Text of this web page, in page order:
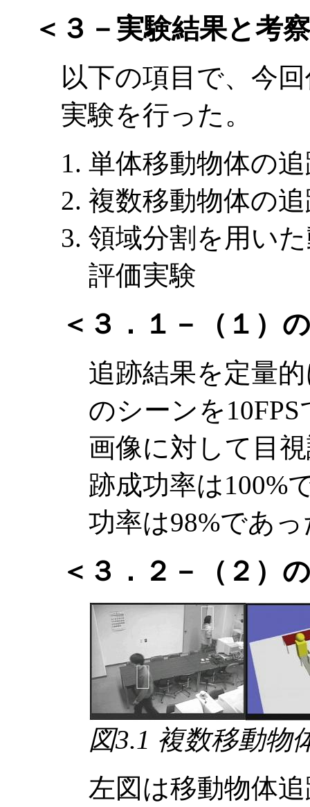
＜３－実験結果と考
以下の項目で、今
実験を行った。
単体移動物体の
複数移動物体の
領域分割を用い
評価実験
＜３．１－（１）
追跡結果を定量
のシーンを
画像に対して目
跡成功率は100%
功率は98%であ
＜３．２－（２）
図3.1 複数移動物
左図は移動物体